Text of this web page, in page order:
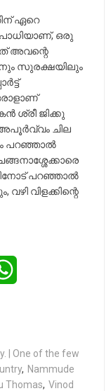
ഏറെ
ഒരു
അവന്റെ
സുരക്ഷയിലും
ശ്രീ ജിക്കു
ചില
പറഞ്ഞാൽ
പറഞ്ഞാൽ
വിളക്കിന്റെ
| One of the few
, Nammude
Thomas, Vinod